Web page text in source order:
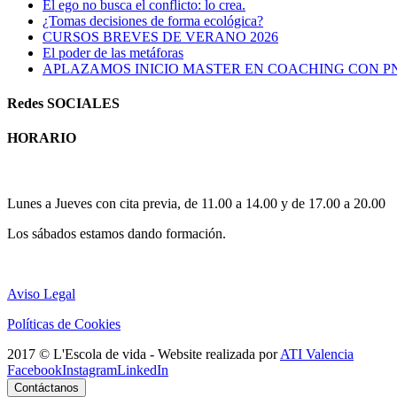
El ego no busca el conflicto: lo crea.
¿Tomas decisiones de forma ecológica?
CURSOS BREVES DE VERANO 2026
El poder de las metáforas
APLAZAMOS INICIO MASTER EN COACHING CON
Redes SOCIALES
HORARIO
Lunes a Jueves con cita previa, de 11.00 a 14.00 y de 17.00 a 20.00
Los sábados estamos dando formación.
Aviso Legal
Políticas de Cookies
2017 © L'Escola de vida - Website realizada porATI Valencia
FacebookInstagramLinkedIn
Contáctanos